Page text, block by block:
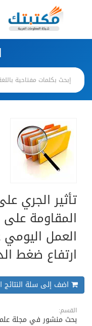
تأثير الجري
المقاومة
العمل
ارتفاع ضغط
اضف إلى سلة النتائج
القسم:
بحث منشور في مجلة